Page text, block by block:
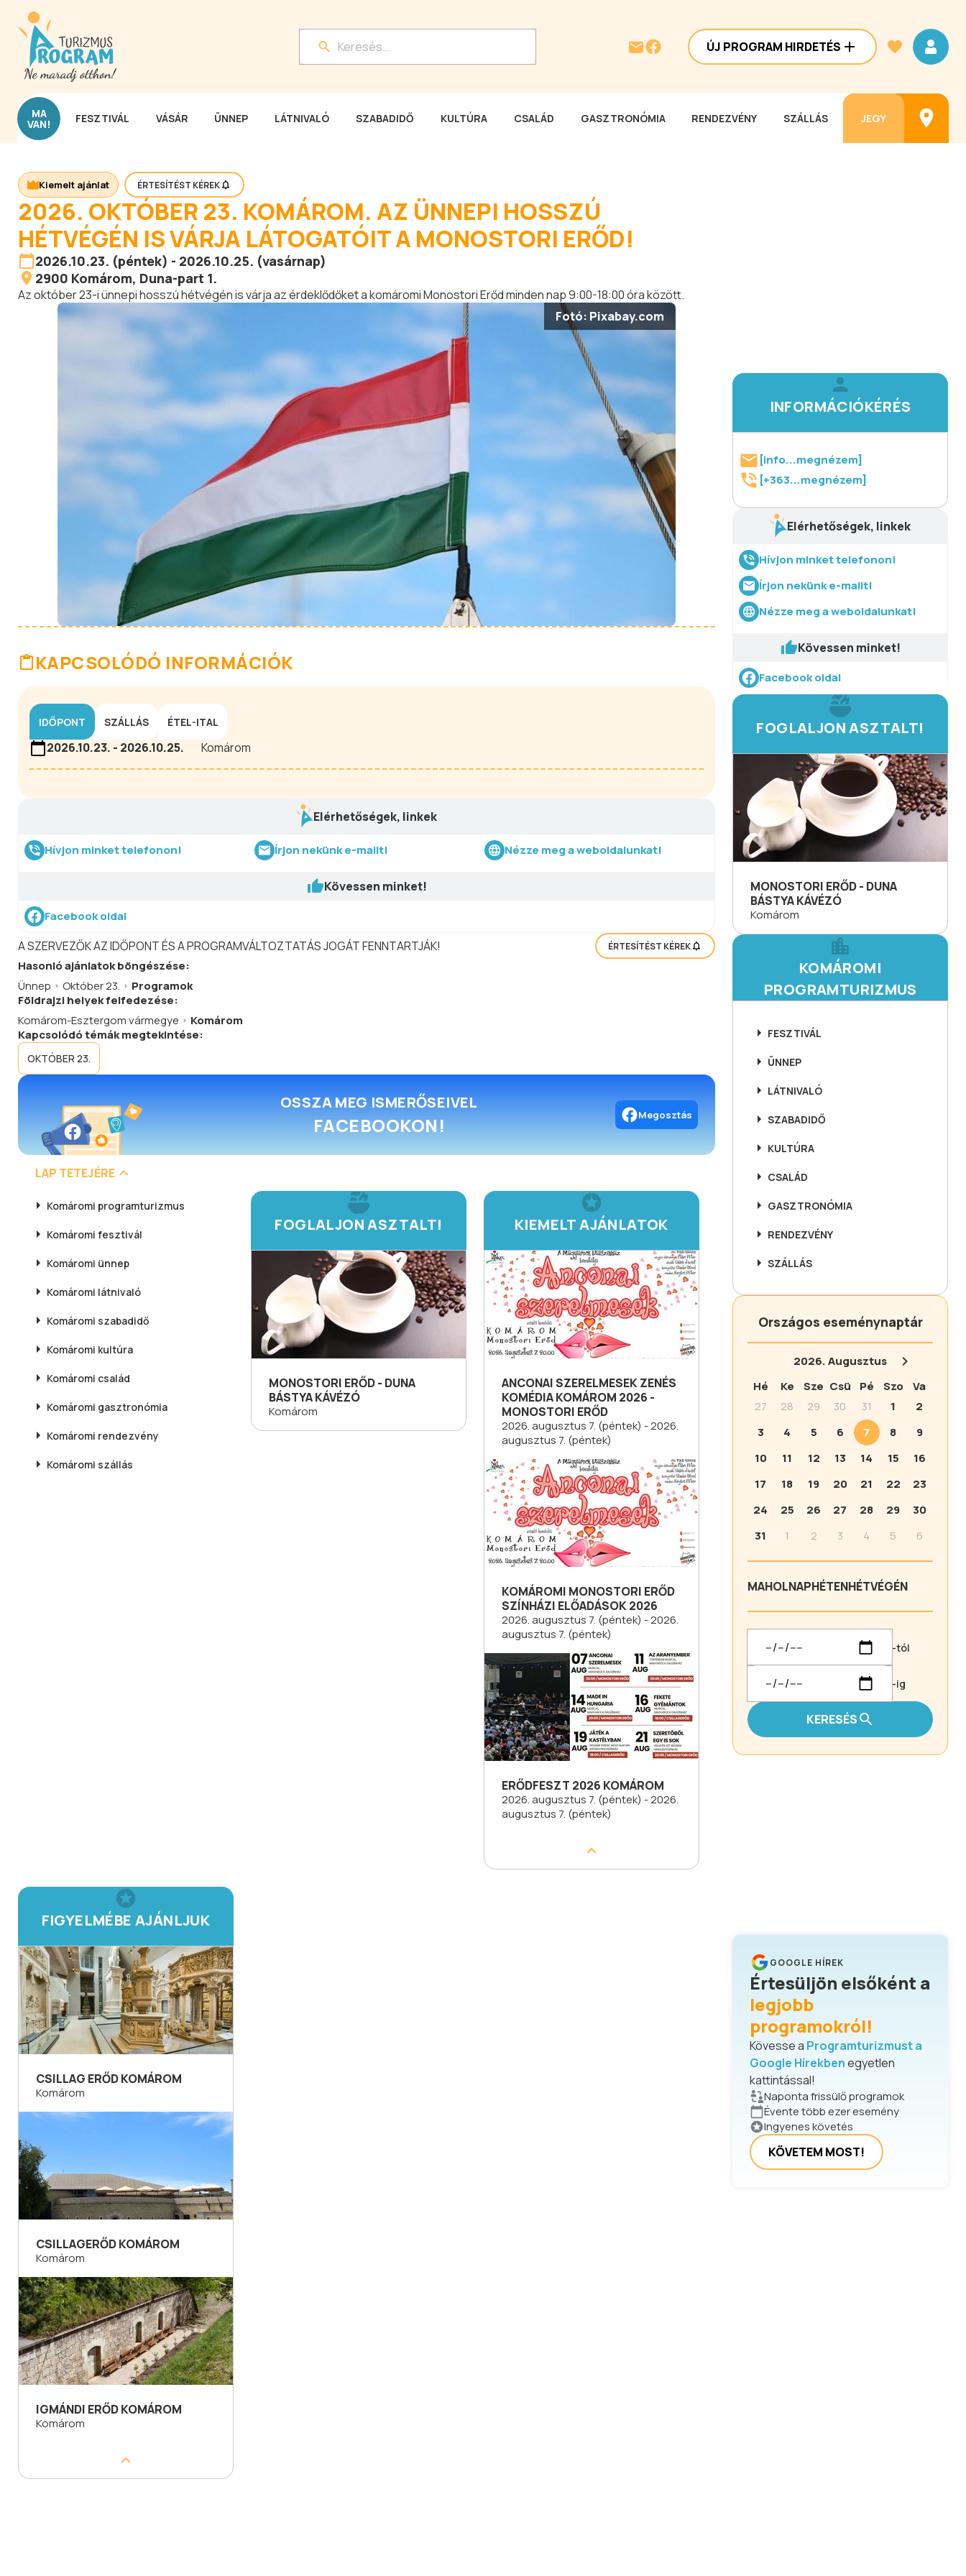
ÚJ PROGRAM HIRDETÉS
MA
VAN! FESZTIVÁL VÁSÁR ÜNNEP LÁTNIVALÓ SZABADIDŐ KULTÚRA CSALÁD GASZTRONÓMIA RENDEZVÉNY SZÁLLÁS JEGY
Kiemelt ajánlat ÉRTESÍTÉST KÉREK
2026. OKTÓBER 23. KOMÁROM. AZ ÜNNEPI HOSSZÚ
HÉTVÉGÉN IS VÁRJA LÁTOGATÓIT A MONOSTORI ERŐD!
2026.10.23. (péntek) - 2026.10.25. (vasárnap)
2900 Komárom, Duna-part 1.
Az október 23-i ünnepi hosszú hétvégén is várja az érdeklődőket a komáromi Monostori Erőd minden nap 9:00-18:00 óra között.
Fotó: Pixabay.com
KAPCSOLÓDÓ INFORMÁCIÓK
IDŐPONT SZÁLLÁS ÉTEL-ITAL
2026.10.23. - 2026.10.25. Komárom
Elérhetőségek, linkek
Hívjon minket telefonon! Írjon nekünk e-mailt! Nézze meg a weboldalunkat!
Kövessen minket!
Facebook oldal
A SZERVEZŐK AZ IDŐPONT ÉS A PROGRAMVÁLTOZTATÁS JOGÁT FENNTARTJÁK! ÉRTESÍTÉST KÉREK
Hasonlóajánlatokböngészése:
Ünnep
Október 23.
Programok
Földrajzi helyek felfedezése:
Komárom-Esztergom vármegye
Komárom
Kapcsolódó témák megtekintése:
OKTÓBER 23.
OSSZA MEG ISMERŐSEIVEL
FACEBOOKON! Megosztás
LAP TETEJÉRE
Komáromi programturizmus
Komáromi fesztivál
Komáromi ünnep
Komáromi látnivaló
Komáromi szabadidő
Komáromi kultúra
Komáromi család
Komáromi gasztronómia
Komáromi rendezvény
Komáromi szállás
FOGLALJON ASZTALT!
MONOSTORI ERŐD - DUNA
BÁSTYA KÁVÉZÓ
Komárom
KIEMELT AJÁNLATOK
ANCONAI SZERELMESEK ZENÉS
KOMÉDIA KOMÁROM 2026 -
MONOSTORI ERŐD
2026. augusztus 7. (péntek) - 2026.
augusztus 7. (péntek)
KOMÁROMI MONOSTORI ERŐD
SZÍNHÁZI ELŐADÁSOK 2026
2026. augusztus 7. (péntek) - 2026.
augusztus 7. (péntek)
ERŐDFESZT 2026 KOMÁROM
2026. augusztus 7. (péntek) - 2026.
augusztus 7. (péntek)
FIGYELMÉBE AJÁNLJUK
CSILLAG ERŐD KOMÁROM
Komárom
CSILLAGERŐD KOMÁROM
Komárom
IGMÁNDI ERŐD KOMÁROM
Komárom
INFORMÁCIÓKÉRÉS
[info...megnézem]
[+363...megnézem]
Elérhetőségek, linkek
Hívjon minket telefonon!
Írjon nekünk e-mailt!
Nézze meg a weboldalunkat!
Kövessen minket!
Facebook oldal
FOGLALJON ASZTALT!
MONOSTORI ERŐD - DUNA
BÁSTYA KÁVÉZÓ
Komárom
KOMÁROMI
PROGRAMTURIZMUS
FESZTIVÁL
ÜNNEP
LÁTNIVALÓ
SZABADIDŐ
KULTÚRA
CSALÁD
GASZTRONÓMIA
RENDEZVÉNY
SZÁLLÁS
Országos eseménynaptár
2026.Augusztus
Hé
Ke Sze Csü Pé Szo
Va
27
28 29 30 31 1
2
3
4 5 6 7 8
9
10
11 12 13 14 15
16
17
18 19 20 21 22
23
24
25 26 27 28 29
30
31
1 2 3 4 5 6
MAHOLNAPHÉTENHÉTVÉGÉN
-tól
-ig
KERESÉS
GOOGLE HÍREK
Értesüljön elsőként a
legjobb
programokról!
Kövesse a Programturizmust a
Google Hírekbenegyetlen
kattintással!
Naponta frissülő programok
Évente több ezer esemény
Ingyenes követés
KÖVETEM MOST!